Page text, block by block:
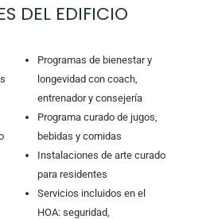
DEL EDIFICIO
Programas de bienestar y
longevidad con coach,
entrenador y consejería
Programa curado de jugos,
bebidas y comidas
Instalaciones de arte curado
para residentes
Servicios incluidos en el
HOA: seguridad,